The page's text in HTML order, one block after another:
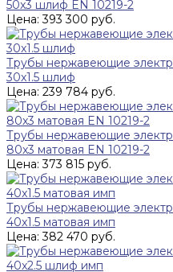
50x3 шлиф EN 10219-2
Цена: 393 300 руб.
Трубы нержавеющие
30x1.5 шлиф
Цена: 239 784 руб.
Трубы нержавеющие
80x3 матовая EN 10219-2
Цена: 373 815 руб.
Трубы нержавеющие
40x1.5 матовая имп
Цена: 382 470 руб.